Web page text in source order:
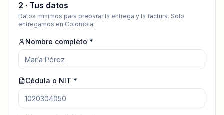
2 · Tus datos
Datos mínimos para preparar la entrega y la factura. Solo
entregamos en Colombia.
Nombre completo *
Cédula o NIT *